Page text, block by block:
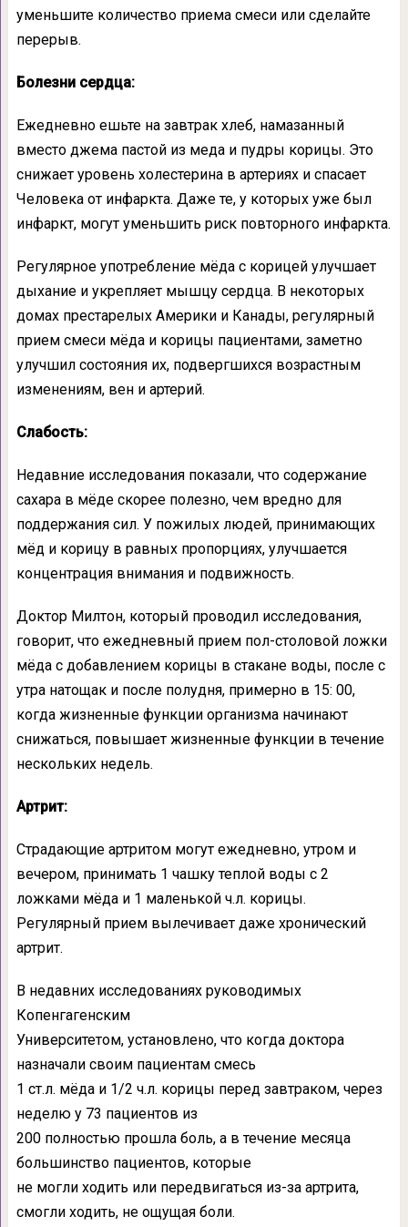
уменьшите количество приема смеси или сделайте
перерыв.
Болезни сердца:
Ежедневно ешьте на завтрак хлеб, намазанный
вместо джема пастой из меда и пудры корицы. Это
снижает уровень холестерина в артериях и спасает
Человека от инфаркта. Даже те, у которых уже был
инфаркт, могут уменьшить риск повторного инфаркта.
Регулярное употребление мёда с корицей улучшает
дыхание и укрепляет мышцу сердца. В некоторых
домах престарелых Америки и Канады, регулярный
прием смеси мёда и корицы пациентами, заметно
улучшил состояния их, подвергшихся возрастным
изменениям, вен и артерий.
Слабость:
Недавние исследования показали, что содержание
сахара в мёде скорее полезно, чем вредно для
поддержания сил. У пожилых людей, принимающих
мёд и корицу в равных пропорциях, улучшается
концентрация внимания и подвижность.
Доктор Милтон, который проводил исследования,
говорит, что ежедневный прием пол-столовой ложки
мёда с добавлением корицы в стакане воды, после с
утра натощак и после полудня, примерно в 15: 00,
когда жизненные функции организма начинают
снижаться, повышает жизненные функции в течение
нескольких недель.
Артрит:
Страдающие артритом могут ежедневно, утром и
вечером, принимать 1 чашку теплой воды с 2
ложками мёда и 1 маленькой ч.л. корицы.
Регулярный прием вылечивает даже хронический
артрит.
В недавних исследованиях руководимых
Копенгагенским
Университетом, установлено, что когда доктора
назначали своим пациентам смесь
1 ст.л. мёда и 1/2 ч.л. корицы перед завтраком, через
неделю у 73 пациентов из
200 полностью прошла боль, а в течение месяца
большинство пациентов, которые
не могли ходить или передвигаться из-за артрита,
смогли ходить, не ощущая боли.